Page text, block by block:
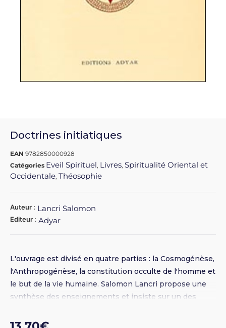
Doctrines initiatiques
EAN 9782850000928
Catégories Eveil Spirituel, Livres, Spiritualité Oriental et
Occidentale, Théosophie
Auteur : Lancri Salomon
Editeur : Adyar
L'ouvrage est divisé en quatre parties : la Cosmogénèse,
l'Anthropogénèse, la constitution occulte de l'homme et
le but de la vie humaine. Salomon Lancri propose une
synthèse des enseignements et insiste sur un des
prométhéen de l'homme.